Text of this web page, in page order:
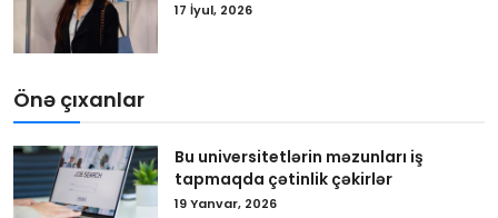
17 İyul, 2026
Önə çıxanlar
Bu universitetlərin məzunları iş
tapmaqda çətinlik çəkirlər
19 Yanvar, 2026